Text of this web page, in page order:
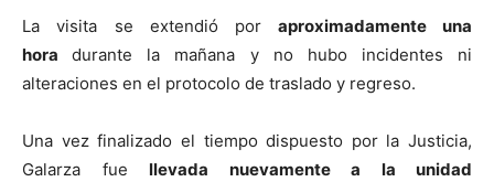
La visita se extendió por aproximadamente una
horadurante la mañana y no hubo incidentes ni
alteraciones en el protocolo de traslado y regreso.
Una vez finalizado el tiempo dispuesto por la Justicia,
Galarza fue llevada nuevamente a la unidad